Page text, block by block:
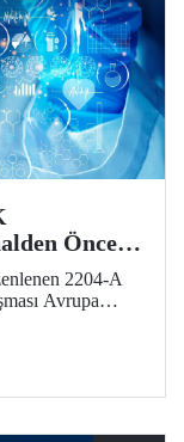
Önceki
2204-A
Avrupa